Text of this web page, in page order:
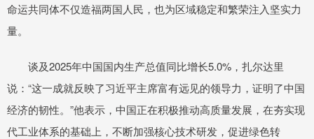
命运共同体不仅造福两国人民，也为区域稳定和繁荣注入坚实力
量。
谈及2025年中国国内生产总值同比增长5.0%，扎尔达里
说：“这一成就反映了习近平主席富有远见的领导力，证明了中国
经济的韧性。”他表示，中国正在积极推动高质量发展，在夯实现
代工业体系的基础上，不断加强核心技术研发，促进绿色转